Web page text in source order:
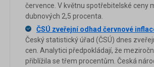
července. V květnu spotřebitelské ceny
dubnových 2,5 procenta.
ČSÚ zveřejní odhad červnové
Český statistický úřad (ČSÚ) dnes
cen. Analytici předpokládají, že
přiblížila se třem procentům. Česká